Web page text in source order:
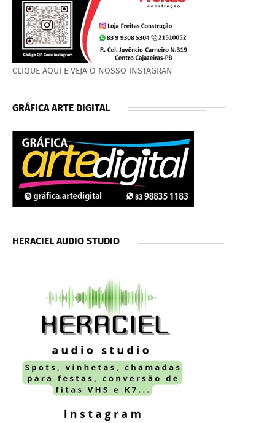
CLIQUE AQUI E VEJA O NOSSO INSTAGRAN
GRÁFICA ARTE DIGITAL
HERACIEL AUDIO STUDIO